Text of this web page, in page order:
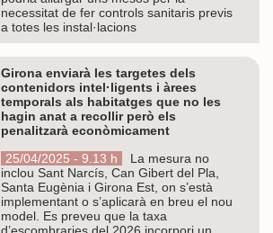
necessitat de fer controls sanitaris previs
a totes les instal·lacions
Girona enviarà les targetes dels
contenidors intel·ligents i àrees
temporals als habitatges que no les
hagin anat a recollir però els
penalitzarà econòmicament
25/04/2025 - 9.13 h
La mesura no
inclou Sant Narcís, Can Gibert del Pla,
Santa Eugènia i Girona Est, on s’està
implementant o s’aplicarà en breu el nou
model. Es preveu que la taxa
d’escombraries del 2026 incorpori un